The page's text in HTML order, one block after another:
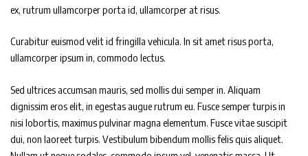
ex, rutrum ullamcorper porta id, ullamcorper at risus.
Curabitur euismod velit id fringilla vehicula. In sit amet risus porta,
ullamcorper ipsum in, commodo lectus.
Sed ultrices accumsan mauris, sed mollis dui semper in. Aliquam
dignissim eros elit, in egestas augue rutrum eu. Fusce semper turpis in
nisi lobortis, maximus pulvinar magna elementum. Fusce vitae suscipit
dui, non laoreet turpis. Vestibulum bibendum mollis felis quis aliquet.